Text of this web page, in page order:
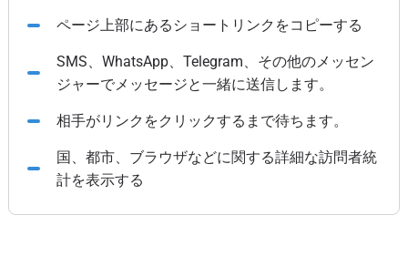
ページ上部にあるショートリンクをコピーする
SMS、WhatsApp、Telegram、その他のメッセン
ジャーでメッセージと一緒に送信します。
相手がリンクをクリックするまで待ちます。
国、都市、ブラウザなどに関する詳細な訪問者統
計を表示する